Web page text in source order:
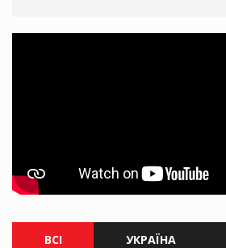
ВСІ УКРАЇНА